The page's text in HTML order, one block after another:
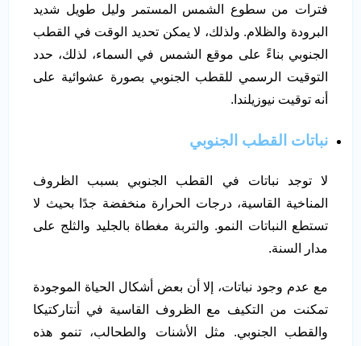
فترات من سطوع الشمس المستمر وليل طويل شديد
البرودة والظلام. ولذلك، لا يمكن تحديد الوقت في القطب
الجنوبي بناءً على موقع الشمس في السماء، لذلك، حدد
التوقيت الرسمي للقطب الجنوبي بصورة عشوائية على
أنه توقيت نيوزيلندا.
نباتات القطب الجنوبي
لا توجد نباتات في القطب الجنوبي بسبب الظروف
المناخية القاسية، درجات الحرارة منخفضة جدًا بحيث لا
تستطع النباتات النمو. والتربة مغطاة بالجليد والثلج على
مدار السنة.
مع عدم وجود نباتات، إلا أن بعض أشكال الحياة الموجودة
تمكنت من التكيف مع الظروف القاسية في أنتاركتيكا
والقطب الجنوبي. مثل الأشنات والطحالب، تنمو هذه